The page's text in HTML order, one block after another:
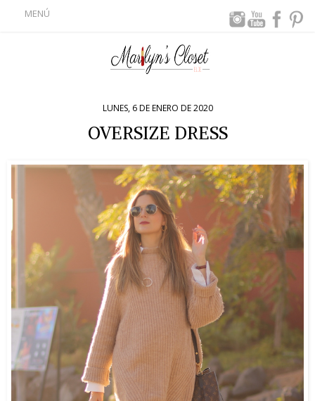
MENÚ
LUNES, 6 DE ENERO DE 2020
OVERSIZE DRESS